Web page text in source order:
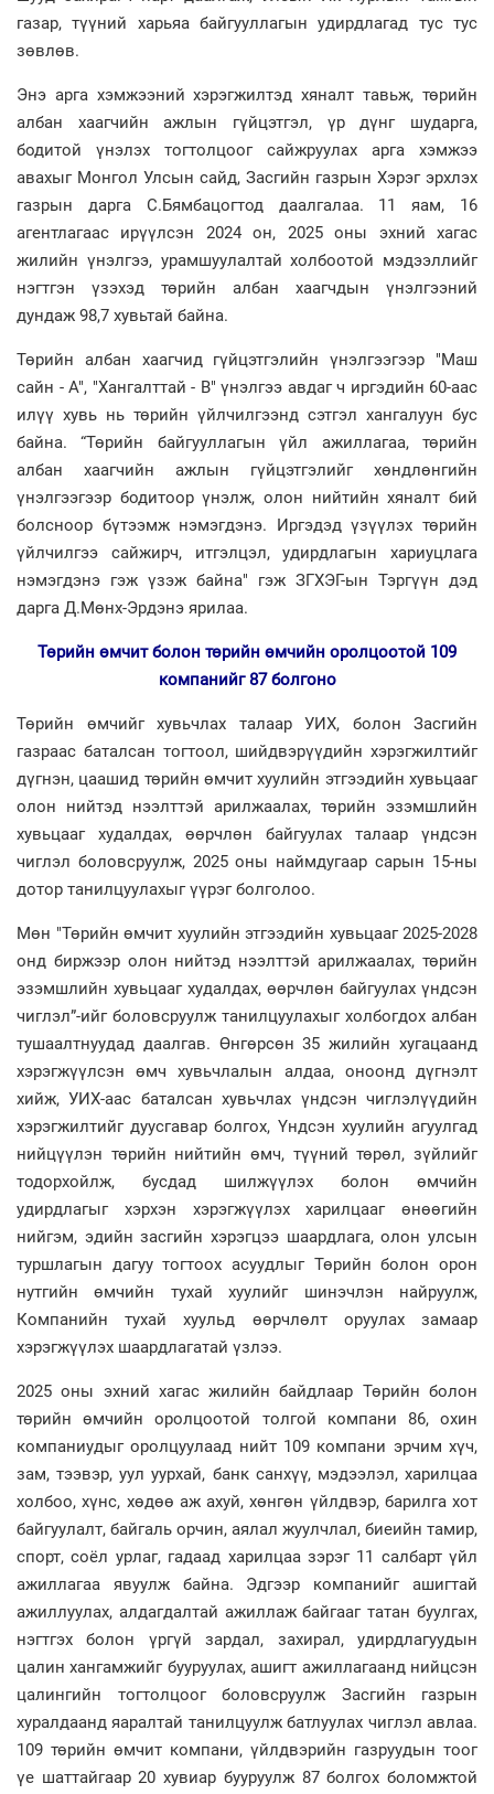
газар, түүний харьяа байгууллагын удирдлагад тус тус
зөвлөв.
Энэ арга хэмжээний хэрэгжилтэд хяналт тавьж, төрийн
албан хаагчийн ажлын гүйцэтгэл, үр дүнг шударга,
бодитой үнэлэх тогтолцоог сайжруулах арга хэмжээ
авахыг Монгол Улсын сайд, Засгийн газрын Хэрэг эрхлэх
газрын дарга С.Бямбацогтод даалгалаа. 11 яам, 16
агентлагаас ирүүлсэн 2024 он, 2025 оны эхний хагас
жилийн үнэлгээ, урамшуулалтай холбоотой мэдээллийг
нэгтгэн үзэхэд төрийн албан хаагчдын үнэлгээний
дундаж 98,7 хувьтай байна.
Төрийн албан хаагчид гүйцэтгэлийн үнэлгээгээр "Маш
сайн - А", "Xангалттай - В" үнэлгээ авдаг ч иргэдийн 60-аас
илүү хувь нь төрийн үйлчилгээнд сэтгэл хангалуун бус
байна. “Төрийн байгууллагын үйл ажиллагаа, төрийн
албан хаагчийн ажлын гүйцэтгэлийг хөндлөнгийн
үнэлгээгээр бодитоор үнэлж, олон нийтийн хяналт бий
болсноор бүтээмж нэмэгдэнэ. Иргэдэд үзүүлэх төрийн
үйлчилгээ сайжирч, итгэлцэл, удирдлагын хариуцлага
нэмэгдэнэ гэж үзэж байна" гэж ЗГХЭГ-ын Тэргүүн дэд
дарга Д.Мөнх-Эрдэнэ ярилаа.
Төрийн өмчит болон төрийн өмчийн оролцоотой 109
компанийг 87 болгоно
Төрийн өмчийг хувьчлах талаар УИХ, болон Засгийн
газраас баталсан тогтоол, шийдвэрүүдийн хэрэгжилтийг
дүгнэн, цаашид төрийн өмчит хуулийн этгээдийн хувьцааг
олон нийтэд нээлттэй арилжаалах, төрийн эзэмшлийн
хувьцааг худалдах, өөрчлөн байгуулах талаар үндсэн
чиглэл боловсруулж, 2025 оны наймдугаар сарын 15-ны
дотор танилцуулахыг үүрэг болголоо.
Мөн "Төрийн өмчит хуулийн этгээдийн хувьцааг 2025-2028
онд биржээр олон нийтэд нээлттэй арилжаалах, төрийн
эзэмшлийн хувьцааг худалдах, өөрчлөн байгуулах үндсэн
чиглэл”-ийг боловсруулж танилцуулахыг холбогдох албан
тушаалтнуудад даалгав. Өнгөрсөн 35 жилийн хугацаанд
хэрэгжүүлсэн өмч хувьчлалын алдаа, оноонд дүгнэлт
хийж, УИХ-аас баталсан хувьчлах үндсэн чиглэлүүдийн
хэрэгжилтийг дуусгавар болгох, Үндсэн хуулийн агуулгад
нийцүүлэн төрийн нийтийн өмч, түүний төрөл, зүйлийг
тодорхойлж, бусдад шилжүүлэх болон өмчийн
удирдлагыг хэрхэн хэрэгжүүлэх харилцааг өнөөгийн
нийгэм, эдийн засгийн хэрэгцээ шаардлага, олон улсын
туршлагын дагуу тогтоох асуудлыг Төрийн болон орон
нутгийн өмчийн тухай хуулийг шинэчлэн найруулж,
Компанийн тухай хуульд өөрчлөлт оруулах замаар
хэрэгжүүлэх шаардлагатай үзлээ.
2025 оны эхний хагас жилийн байдлаар Төрийн болон
төрийн өмчийн оролцоотой толгой компани 86, охин
компаниудыг оролцуулаад нийт 109 компани эрчим хүч,
зам, тээвэр, уул уурхай, банк санхүү, мэдээлэл, харилцаа
холбоо, хүнс, хөдөө аж ахуй, хөнгөн үйлдвэр, барилга хот
байгуулалт, байгаль орчин, аялал жуулчлал, биеийн тамир,
спорт, соёл урлаг, гадаад харилцаа зэрэг 11 салбарт үйл
ажиллагаа явуулж байна. Эдгээр компанийг ашигтай
ажиллуулах, алдагдалтай ажиллаж байгааг татан буулгах,
нэгтгэх болон үргүй зардал, захирал, удирдлагуудын
цалин хангамжийг бууруулах, ашигт ажиллагаанд нийцсэн
цалингийн тогтолцоог боловсруулж Засгийн газрын
хуралдаанд яаралтай танилцуулж батлуулах чиглэл авлаа.
109 төрийн өмчит компани, үйлдвэрийн газруудын тоог
үе шаттайгаар 20 хувиар бууруулж 87 болгох боломжтой